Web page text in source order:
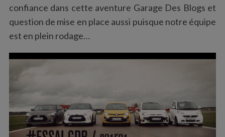
confiance dans cette aventure Garage Des Blogs et
question de mise en place aussi puisque notre équipe
est en plein rodage…